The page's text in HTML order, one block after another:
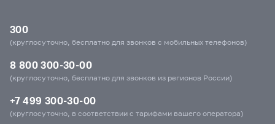
300
(круглосуточно, бесплатно для звонков с мобильных телефонов)
8 800 300-30-00
(круглосуточно, бесплатно для звонков из регионов России)
+7 499 300-30-00
(круглосуточно, в соответствии с тарифами вашего оператора)